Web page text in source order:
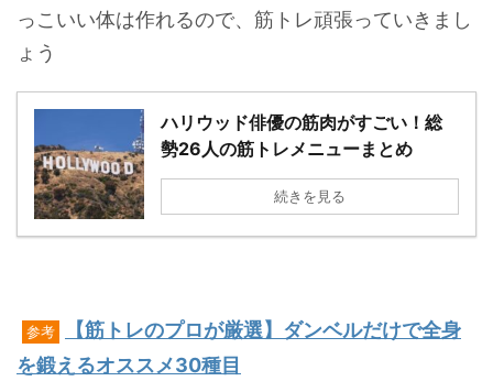
っこいい体は作れるので、筋トレ頑張っていきまし
ょう
ハリウッド俳優の筋肉がすごい！総
勢26人の筋トレメニューまとめ
続きを見る
参考
【筋トレのプロが厳選】ダンベルだけで全身
を鍛えるオススメ30種目